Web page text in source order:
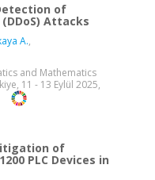
of
Attacks
A.,
and Mathematics
11 - 13 Eylül 2025,
of
PLC Devices in